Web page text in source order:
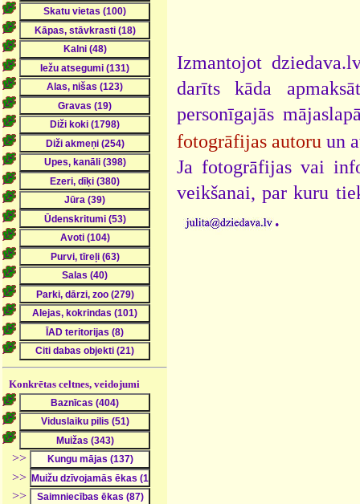
Konkrētas celtnes, veidojumi
>>
>>
>>
Izmantojot
darīts kāda
personīgajās
fotogrāfijas autoru un
Ja fotogrāfijas vai
veikšanai, par kuru
.